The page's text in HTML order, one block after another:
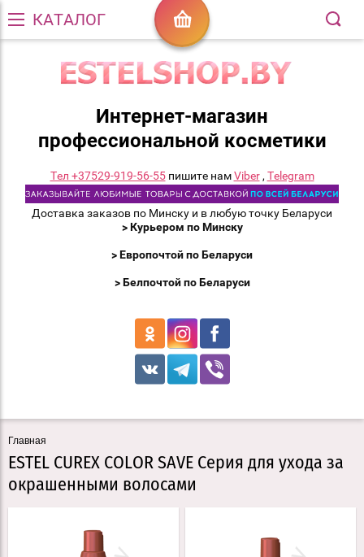
КАТАЛОГ
Интернет-магазин
профессиональной косметики
Тел +37529-919-56-55пишите намViber, Telegram
Доставка заказов по Минску и в любую точку Беларуси
> Курьером по Минску
> Европочтой по Беларуси
> Белпочтой по Беларуси
Главная
ESTEL CUREX COLOR SAVE Серия для ухода за
окрашенными волосами